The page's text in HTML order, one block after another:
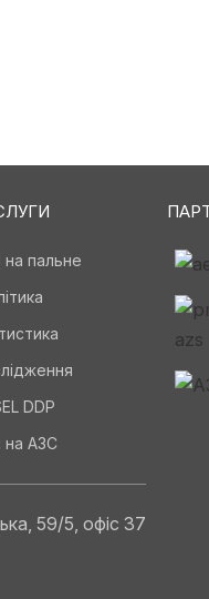
на пальне
DDP
на АЗС
59/5, офіс 37